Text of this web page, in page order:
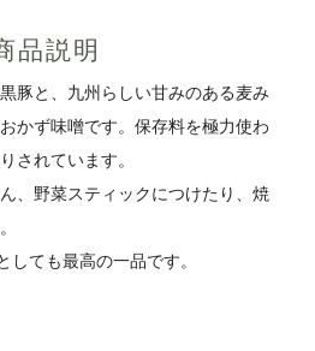
品説明
豚と、九州らしい甘みのある麦み
かず味噌です。保存料を極力使わ
されています。
、野菜スティックにつけたり、焼
しても最高の一品です。